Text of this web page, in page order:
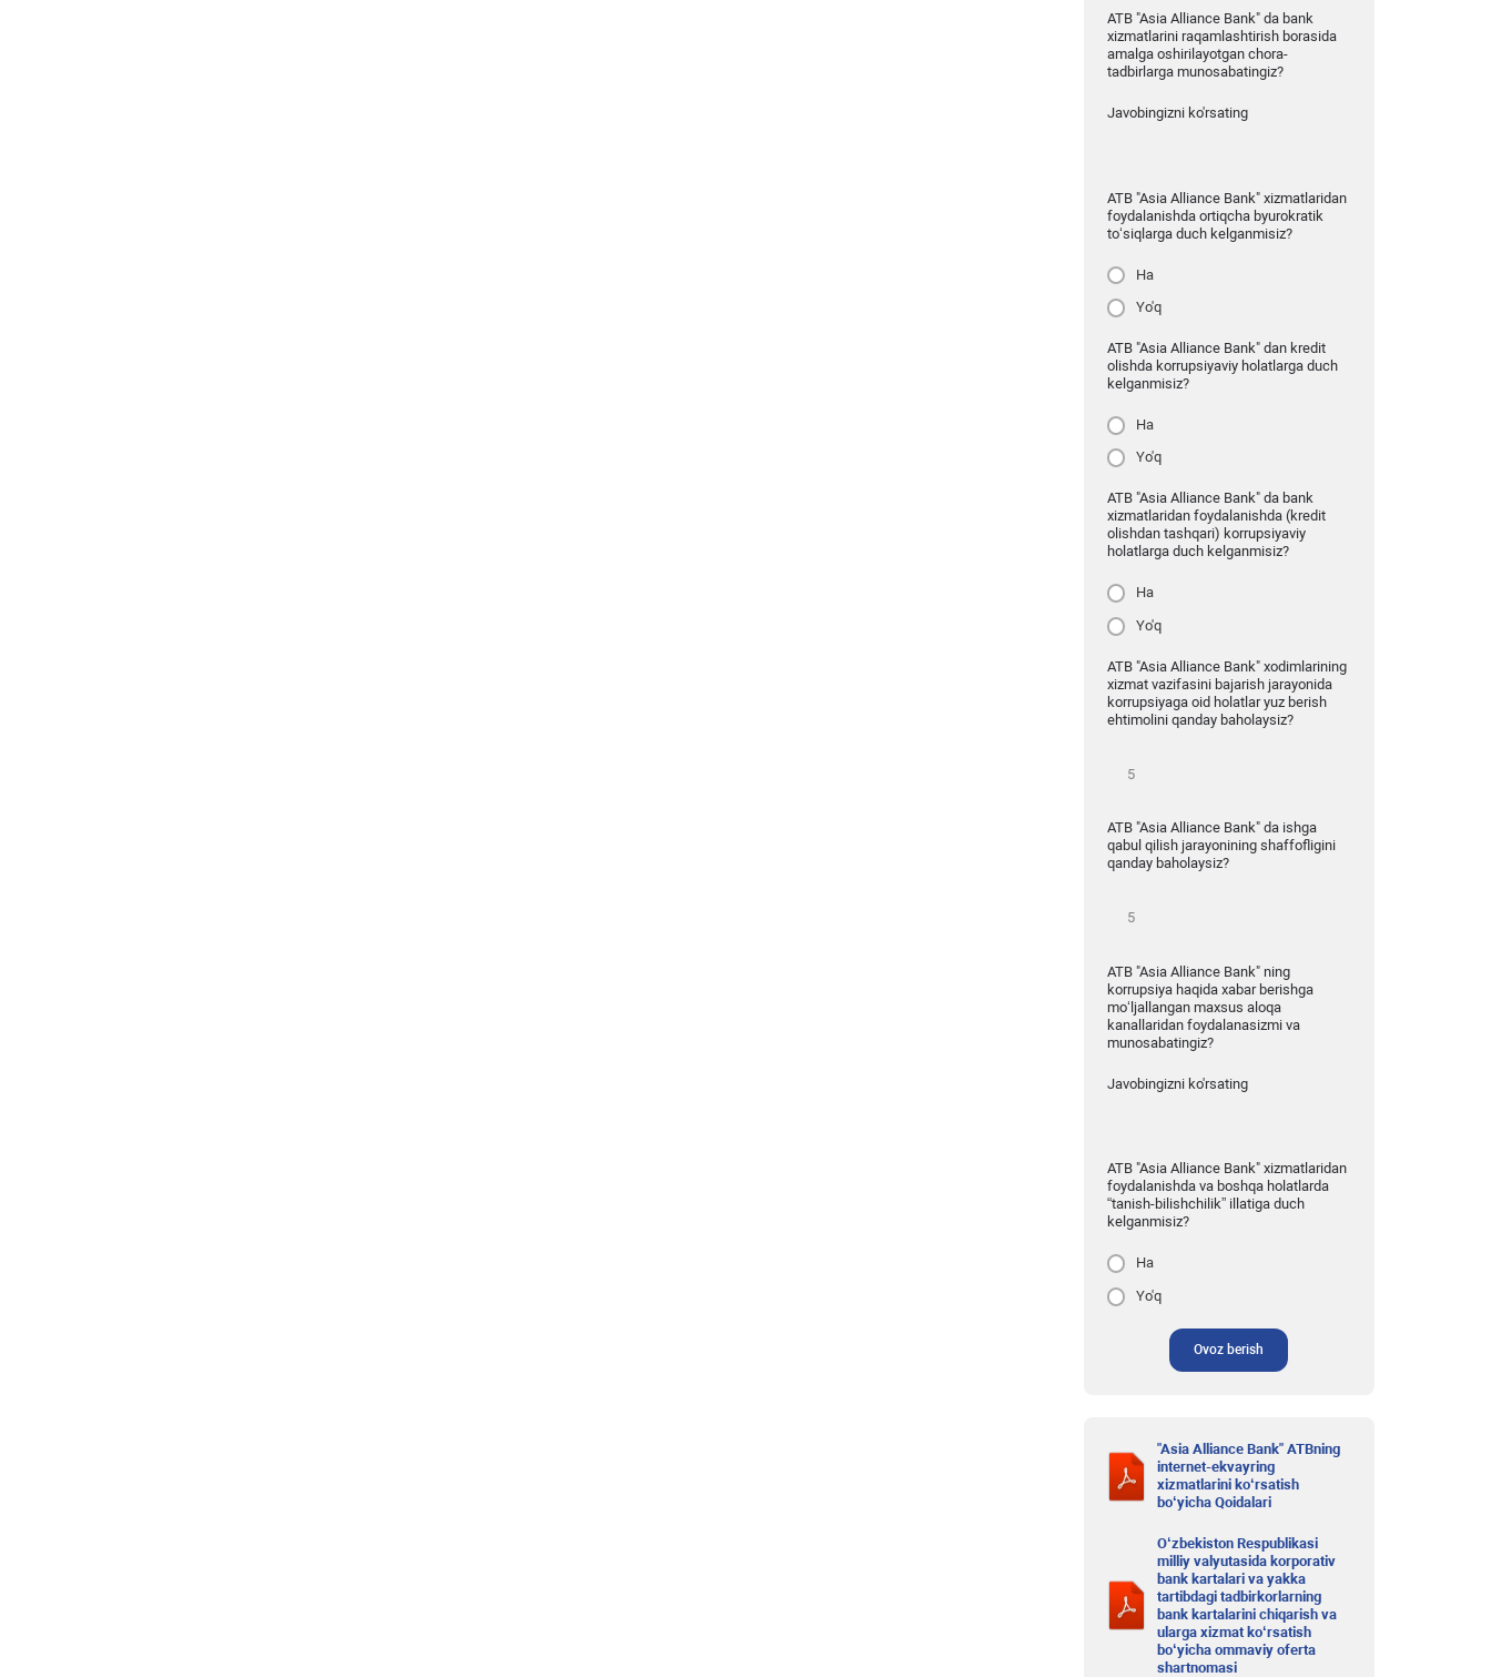
ATB "Asia Alliance Bank" da bank
xizmatlarini raqamlashtirish borasida
amalga oshirilayotgan chora-
tadbirlarga munosabatingiz?
Javobingizni ko'rsating
ATB "Asia Alliance Bank" xizmatlaridan
foydalanishda ortiqcha byurokratik
to‘siqlarga duch kelganmisiz?
Ha
Yo'q
ATB "Asia Alliance Bank" dan kredit
olishda korrupsiyaviy holatlarga duch
kelganmisiz?
Ha
Yo'q
ATB "Asia Alliance Bank" da bank
xizmatlaridan foydalanishda (kredit
olishdan tashqari) korrupsiyaviy
holatlarga duch kelganmisiz?
Ha
Yo'q
ATB "Asia Alliance Bank" xodimlarining
xizmat vazifasini bajarish jarayonida
korrupsiyaga oid holatlar yuz berish
ehtimolini qanday baholaysiz?
ATB "Asia Alliance Bank" da ishga
qabul qilish jarayonining shaffofligini
qanday baholaysiz?
ATB "Asia Alliance Bank" ning
korrupsiya haqida xabar berishga
mo‘ljallangan maxsus aloqa
kanallaridan foydalanasizmi va
munosabatingiz?
Javobingizni ko'rsating
ATB "Asia Alliance Bank" xizmatlaridan
foydalanishda va boshqa holatlarda
“tanish-bilishchilik” illatiga duch
kelganmisiz?
Ha
Yo'q
Ovoz berish
"Asia Alliance Bank" ATBning
internet-ekvayring
xizmatlarini ko‘rsatish
bo‘yicha Qoidalari
O‘zbekiston Respublikasi
milliy valyutasida korporativ
bank kartalari va yakka
tartibdagi tadbirkorlarning
bank kartalarini chiqarish va
ularga xizmat ko‘rsatish
bo‘yicha ommaviy oferta
shartnomasi